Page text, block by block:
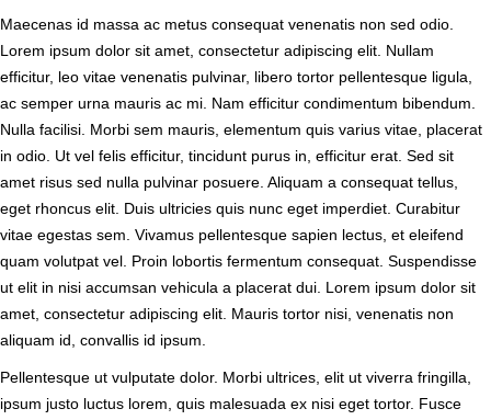
Maecenas id massa ac metus consequat venenatis non sed odio.
Lorem ipsum dolor sit amet, consectetur adipiscing elit. Nullam
efficitur, leo vitae venenatis pulvinar, libero tortor pellentesque ligula,
ac semper urna mauris ac mi. Nam efficitur condimentum bibendum.
Nulla facilisi. Morbi sem mauris, elementum quis varius vitae, placerat
in odio. Ut vel felis efficitur, tincidunt purus in, efficitur erat. Sed sit
amet risus sed nulla pulvinar posuere. Aliquam a consequat tellus,
eget rhoncus elit. Duis ultricies quis nunc eget imperdiet. Curabitur
vitae egestas sem. Vivamus pellentesque sapien lectus, et eleifend
quam volutpat vel. Proin lobortis fermentum consequat. Suspendisse
ut elit in nisi accumsan vehicula a placerat dui. Lorem ipsum dolor sit
amet, consectetur adipiscing elit. Mauris tortor nisi, venenatis non
aliquam id, convallis id ipsum.
Pellentesque ut vulputate dolor. Morbi ultrices, elit ut viverra fringilla,
ipsum justo luctus lorem, quis malesuada ex nisi eget tortor. Fusce